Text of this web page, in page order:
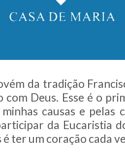
da tradição
Deus. Esse é o
causas e pelas
da Eucaristia
ter um coração cada